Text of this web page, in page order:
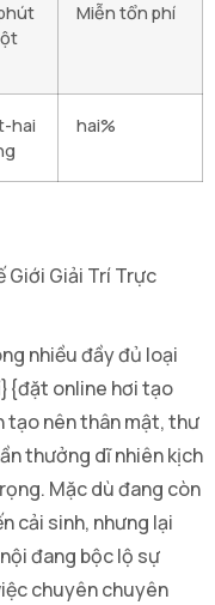
Miễn tổn phí
hai
hai%
nhiều đầy đủ loại
online hơi tạo
tạo nên thân mật, thư
thưởng dĩ nhiên kịch
Mặc dù đang còn
cải sinh, nhưng lại
đang bộc lộ sự
chuyên chuyên